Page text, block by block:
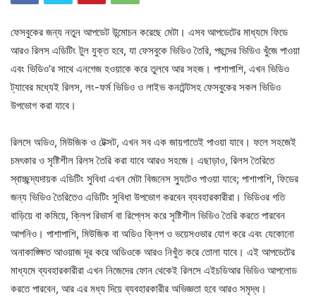
ফেসবুকের জন্য নতুন আপডেট উন্মোচন করেছে মেটা। এসব আপডেটের মাধ্যমে ফিডে
আরও রিলস এডিটিং টুল যুক্ত হবে, যা ফেসবুকে ভিডিও তৈরি, পছন্দের ভিডিও খুঁজে পাওয়া
এবং ভিডিও’র সাথে এনগেজ হওয়াকে করে তুলবে আর সহজ। পাশাপাশি, এখন ভিডিও
ট্যাবের মধ্যেই রিলস, লং-ফর্ম ভিডিও ও লাইভ কনটেন্টসহ ফেসবুকের সকল ভিডিও
উপভোগ করা যাবে।
রিলসে অডিও, মিউজিক ও টেক্সট, এখন সব এক জায়গাতেই পাওয়া যাবে। ফলে সহজেই
চমৎকার ও সৃষ্টিশীল রিলস তৈরি করা যাবে আরও সহজে। এছাড়াও, রিলস তৈরিতে
স্বাচ্ছন্দ্যদায়ক এডিটিং সুবিধা এখন মেটা বিজনেস স্যুটেও পাওয়া যাবে; পাশাপাশি, ফিডের
জন্য ভিডিও তৈরিতেও এডিটিং সুবিধা উপভোগ করবেন ব্যবহারকারীরা। ভিডিওর গতি
বাড়িয়ে বা কমিয়ে, ক্লিপ রিভার্স বা রিপ্লেস করে সৃষ্টিশীল ভিডিও তৈরি করতে পারবেন
আপনিও। পাশাপাশি, মিউজিক বা অডিও ক্লিপ ও ভয়েসওভার যোগ করে এবং যেকোনো
অনাকাঙ্ক্ষিত আওয়াজ দূর করে অডিওকে আরও নিখুঁত করে তোলা যাবে। এই আপডেটের
মাধ্যমে ব্যবহারকারীরা এখন নিজেদের ফোন থেকেই রিলসে এইচডিআর ভিডিও আপলোড
করতে পারবেন, আর এর মধ্য দিয়ে ব্যবহারকারীর অভিজ্ঞতা হবে আরও সমৃদ্ধ।